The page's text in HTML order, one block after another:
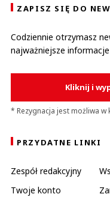
ZAPISZ SIĘ DO
Codziennie otrzymasz
najważniejsze
Kliknij i
* Rezygnacja jest możliwa w
PRZYDATNE LINKI
Zespół redakcyjny
Twoje konto